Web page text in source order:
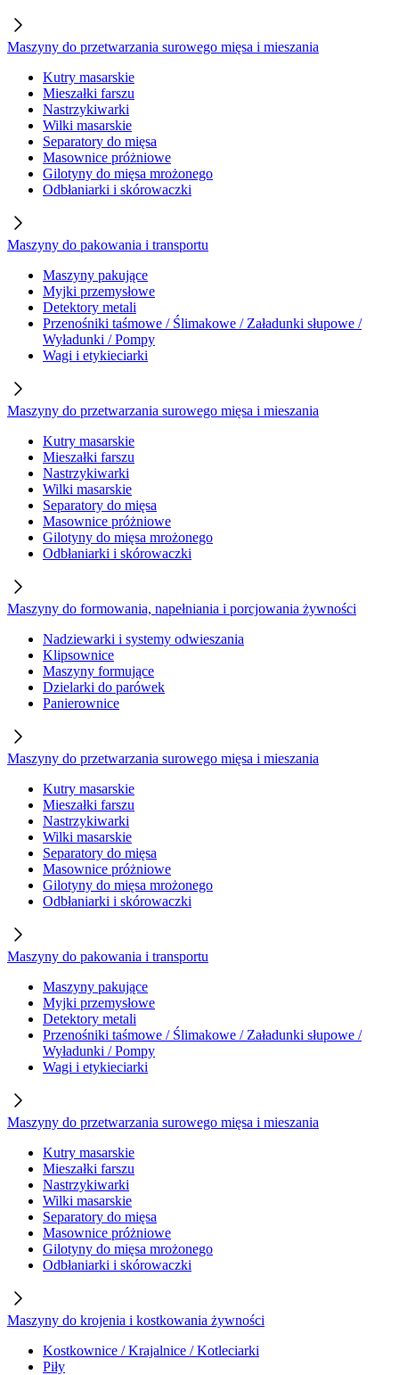
Maszyny do przetwarzania surowego mięsa i mieszania
Kutry masarskie
Mieszałki farszu
Nastrzykiwarki
Wilki masarskie
Separatory do mięsa
Masownice próżniowe
Gilotyny do mięsa mrożonego
Odbłaniarki i skórowaczki
Maszyny do pakowania i transportu
Maszyny pakujące
Myjki przemysłowe
Detektory metali
Przenośniki taśmowe / Ślimakowe / Załadunki słupowe /
Wyładunki / Pompy
Wagi i etykieciarki
Maszyny do przetwarzania surowego mięsa i mieszania
Kutry masarskie
Mieszałki farszu
Nastrzykiwarki
Wilki masarskie
Separatory do mięsa
Masownice próżniowe
Gilotyny do mięsa mrożonego
Odbłaniarki i skórowaczki
Maszyny do formowania, napełniania i porcjowania żywności
Nadziewarki i systemy odwieszania
Klipsownice
Maszyny formujące
Dzielarki do parówek
Panierownice
Maszyny do przetwarzania surowego mięsa i mieszania
Kutry masarskie
Mieszałki farszu
Nastrzykiwarki
Wilki masarskie
Separatory do mięsa
Masownice próżniowe
Gilotyny do mięsa mrożonego
Odbłaniarki i skórowaczki
Maszyny do pakowania i transportu
Maszyny pakujące
Myjki przemysłowe
Detektory metali
Przenośniki taśmowe / Ślimakowe / Załadunki słupowe /
Wyładunki / Pompy
Wagi i etykieciarki
Maszyny do przetwarzania surowego mięsa i mieszania
Kutry masarskie
Mieszałki farszu
Nastrzykiwarki
Wilki masarskie
Separatory do mięsa
Masownice próżniowe
Gilotyny do mięsa mrożonego
Odbłaniarki i skórowaczki
Maszyny do krojenia i kostkowania żywności
Kostkownice / Krajalnice / Kotleciarki
Piły